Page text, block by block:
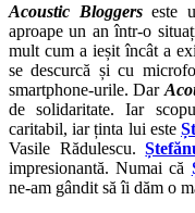
Acoustic Bloggerseste
aproape un an într-o
mult cum a ieșit încât a
se descurcă și cu
smartphone-urile. Dar
de solidaritate. Iar
caritabil, iar ținta lui este
Vasile Rădulescu.
impresionantă. Numai că
ne-am gândit să îi dăm o